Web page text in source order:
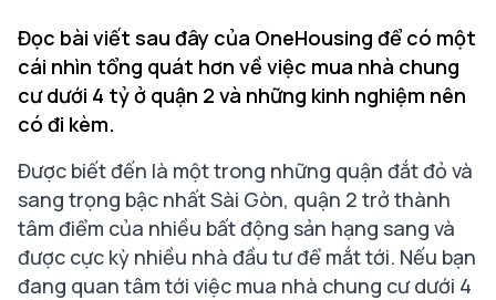
Đọc bài viết sau đây của OneHousing để có một
cái nhìn tổng quát hơn về việc mua nhà chung
cư dưới 4 tỷ ở quận 2 và những kinh nghiệm nên
có đi kèm.
Được biết đến là một trong những quận đắt đỏ và
sang trọng bậc nhất Sài Gòn, quận 2 trở thành
tâm điểm của nhiều bất động sản hạng sang và
được cực kỳ nhiều nhà đầu tư để mắt tới. Nếu bạn
đang quan tâm tới việc mua nhà chung cư dưới 4